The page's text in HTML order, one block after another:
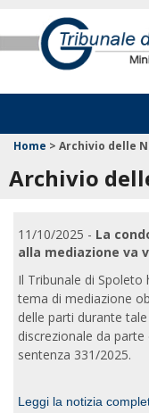
Home > Archivio delle
Archivio
11/10/2025 - La
alla mediazione va
Il Tribunale di
tema di mediazione
delle parti durante
discrezionale da
sentenza 331/2025.
Leggi la notizia